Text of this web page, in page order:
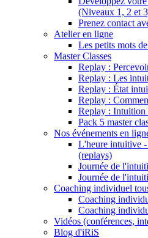
(Niveaux 1, 2 et
Prenez contact
Atelier en ligne
Les petits mots
Master Classes
Replay :
Replay : Les
Replay : État
Replay :
Replay : Intuition
Pack 5 master
Nos événements en
L'heure intuitive -
(replays)
Journée de
Journée de
Coaching individuel
Coaching
Coaching
Vidéos (conférences,
Blog d'iRiS